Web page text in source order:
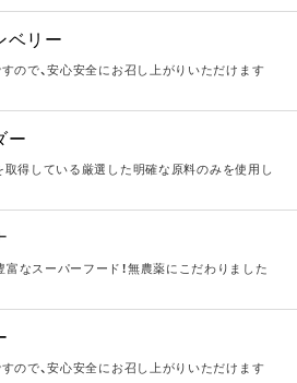
ベリー
ので、安心安全にお召し上がりいただけます
ー
取得している厳選した明確な原料のみを使用し
富なスーパーフード！無農薬にこだわりました
ので、安心安全にお召し上がりいただけます